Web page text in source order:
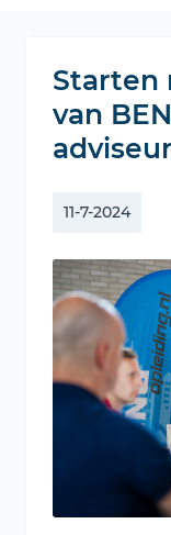
Starten
van
11-7-2024